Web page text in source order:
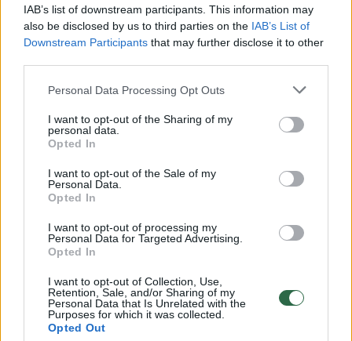
IAB’s list of downstream participants. This information may
also be disclosed by us to third parties on the IAB’s List of
Downstream Participants that may further disclose it to other
Personal Data Processing Opt Outs
I want to opt-out of the Sharing of my
personal data.
Opted In
I want to opt-out of the Sale of my
Personal Data.
Opted In
I want to opt-out of processing my
Personal Data for Targeted Advertising.
Opted In
I want to opt-out of Collection, Use,
Retention, Sale, and/or Sharing of my
Personal Data that Is Unrelated with the
Purposes for which it was collected.
Opted Out
00:21:46
„Lietuvos mokyklos“ 2024-04-06
Laidos Lietuvos mokyklos
00:22:24
„Lietuvos mokyklos“ 2024-03-30
Laidos | Lietuvos mokyklos
„Lietuvos mokyklos“ 2024-03-23
Laidos | Lietuvos mokyklos
„Lietuvos mokyklos“ 2024-03-16
Laidos | Lietuvos mokyklos
„Lietuvos mokyklos“ 2024-03-09